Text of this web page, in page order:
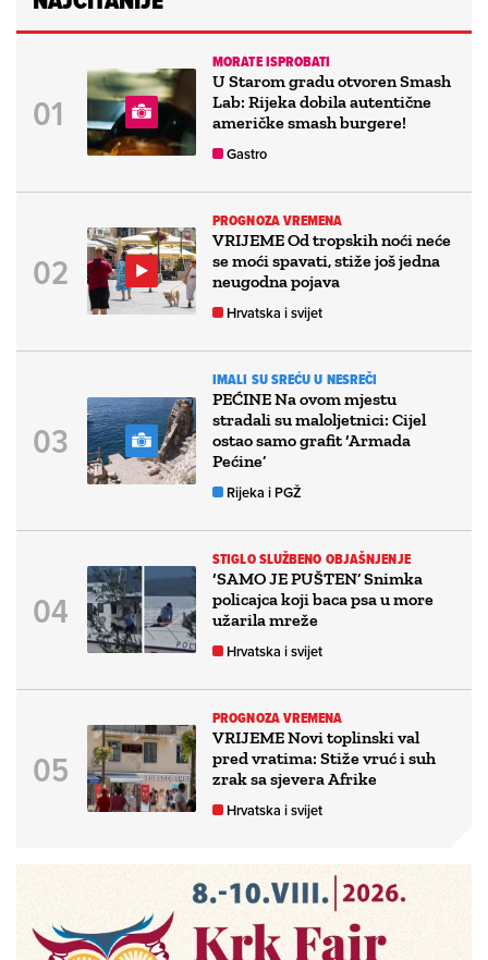
MORATE ISPROBATI
U Starom gradu otvoren Smash
Lab: Rijeka dobila autentične
američke smash burgere!
Gastro
PROGNOZA VREMENA
VRIJEME Od tropskih noći neće
se moći spavati, stiže još jedna
neugodna pojava
Hrvatska i svijet
IMALI SU SREĆU U NESREČI
PEĆINE Na ovom mjestu
stradali su maloljetnici: Cijel
ostao samo grafit ‘Armada
Pećine’
Rijeka i PGŽ
STIGLO SLUŽBENO OBJAŠNJENJE
‘SAMO JE PUŠTEN’ Snimka
policajca koji baca psa u more
užarila mreže
Hrvatska i svijet
PROGNOZA VREMENA
VRIJEME Novi toplinski val
pred vratima: Stiže vruć i suh
zrak sa sjevera Afrike
Hrvatska i svijet